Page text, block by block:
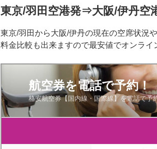
東京/羽田空港発⇒大阪/伊丹空
東京/羽田から大阪/伊丹の現在の空席状況
料金比較も出来ますので最安値でオンライ